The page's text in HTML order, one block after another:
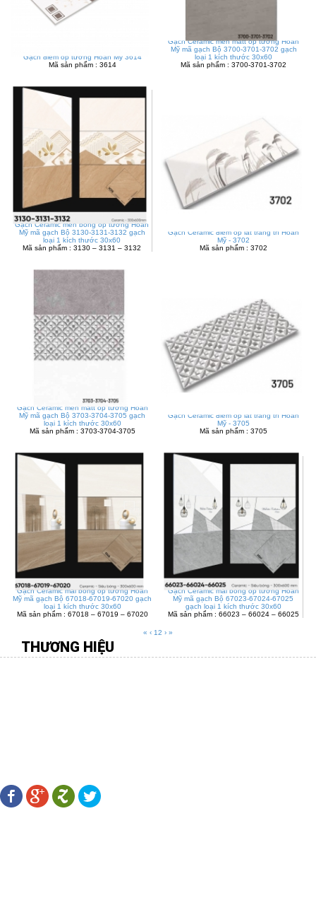
Gạch điểm ốp tường Hoàn Mỹ 3614
Mã sản phẩm : 3614
Gạch Ceramic men matt ốp tường Hoàn
Mỹ mã gạch Bộ 3700-3701-3702 gạch
loại 1 kích thước 30x60
Mã sản phẩm : 3700-3701-3702
Gạch Ceramic men bóng ốp tường Hoàn
Mỹ mã gạch Bộ 3130-3131-3132 gạch
loại 1 kích thước 30x60
Mã sản phẩm : 3130 – 3131 – 3132
Gạch Ceramic điểm ốp lát trang trí Hoàn
Mỹ - 3702
Mã sản phẩm : 3702
Gạch Ceramic men matt ốp tường Hoàn
Mỹ mã gạch Bộ 3703-3704-3705 gạch
loại 1 kích thước 30x60
Mã sản phẩm : 3703-3704-3705
Gạch Ceramic điểm ốp lát trang trí Hoàn
Mỹ - 3705
Mã sản phẩm : 3705
Gạch Ceramic mài bóng ốp tường Hoàn
Mỹ mã gạch Bộ 67018-67019-67020 gạch
loại 1 kích thước 30x60
Mã sản phẩm : 67018 – 67019 – 67020
Gạch Ceramic mài bóng ốp tường Hoàn
Mỹ mã gạch Bộ 67023-67024-67025
gạch loại 1 kích thước 30x60
Mã sản phẩm : 66023 – 66024 – 66025
« ‹ 12 › »
THƯƠNG HIỆU